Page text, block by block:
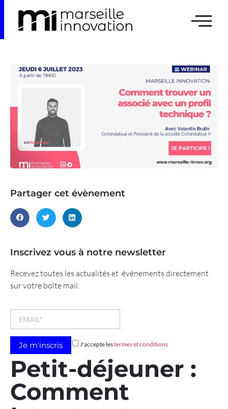
Partager cet évènement
Inscrivez vous à notre newsletter
Recevez toutes les actualités et évènements directement
sur votre boîte mail.
J'accepte lestermes et conditions
Petit-déjeuner :
Comment